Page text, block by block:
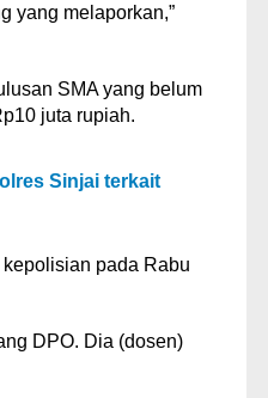
yang melaporkan,”
SMA yang belum
juta rupiah.
Sinjai terkait
pada Rabu
DPO. Dia (dosen)